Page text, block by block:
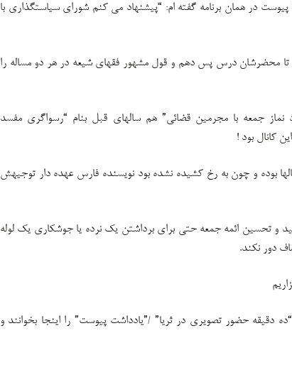
پیوست در همان برنامه گفته ام: “پیشنهاد می کنم شورای سیاستگذاری با
تا محضرشان درس پس دهم و قول مشهور فقهای شیعه در هر دو مساله را
جمعه با مجرمین قضائی” هم سالهای قبل بنام “رسواگری مفسد
کانال بود !
بوده و چون به رخ کشیده نشده بود نویسنده فارس عهده دار توجیهش
و تحسین ائمه جمعه حتی برای برداشتن یک نرده یا جوشکاری یک لوله
دور نکند.
دقیقه حضور تصویری در ثریا” /”یادداشت پیوست” را اینجا بخوانند و